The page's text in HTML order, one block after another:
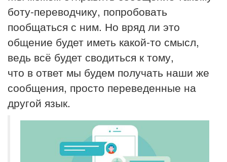
боту-переводчику, попробовать
пообщаться с ним. Но вряд ли это
общение будет иметь какой-то смысл,
ведь всё будет сводиться к тому,
что в ответ мы будем получать наши же
сообщения, просто переведенные на
другой язык.